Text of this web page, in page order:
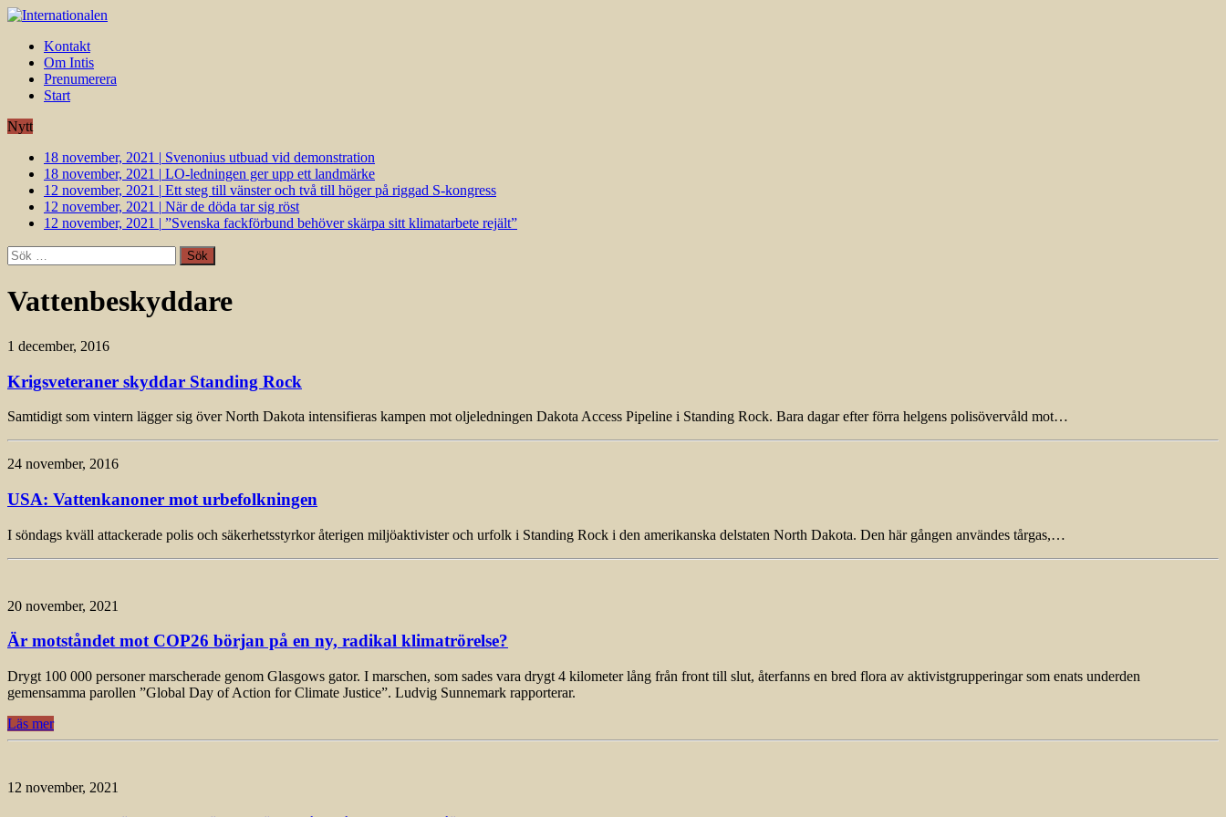
Kontakt
Om Intis
Prenumerera
Start
Nytt
18 november, 2021 | Svenonius utbuad vid demonstration
18 november, 2021 | LO-ledningen ger upp ett landmärke
12 november, 2021 | Ett steg till vänster och två till höger på riggad S-kongress
12 november, 2021 | När de döda tar sig röst
12 november, 2021 | ”Svenska fackförbund behöver skärpa sitt klimatarbete rejält”
Sök
efter:
Vattenbeskyddare
1 december, 2016
Krigsveteraner skyddar Standing Rock
Samtidigt som vintern lägger sig över North Dakota intensifieras kampen mot oljeledningen Dakota Access Pipeline i Standing Rock. Bara dagar efter förra helgens polisövervåld mot…
24 november, 2016
USA: Vattenkanoner mot urbefolkningen
I söndags kväll attackerade polis och säkerhetsstyrkor återigen miljöaktivister och urfolk i Standing Rock i den amerikanska delstaten North Dakota. Den här gången användes tårgas,…
20 november, 2021
Är motståndet mot COP26 början på en ny, radikal klimatrörelse?
Drygt 100 000 personer marscherade genom Glasgows gator. I marschen, som sades vara drygt 4 kilometer lång från front till slut, återfanns en bred flora av aktivistgrupperingar som enats underden
gemensamma parollen ”Global Day of Action for Climate Justice”. Ludvig Sunnemark rapporterar.
Läs mer
12 november, 2021